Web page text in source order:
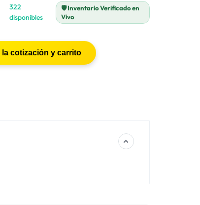
322
disponibles
🛡️ Inventario Verificado en
Vivo